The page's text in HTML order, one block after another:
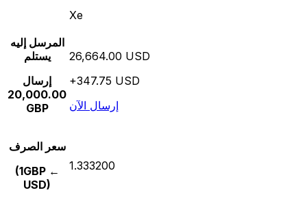
Xe
المرسل إليه
يستلم
إرسال
20,000.00
GBP
26,664.00 USD
+347.75 USD
إرسال الآن
سعر الصرف
(1GBP ←
USD)
1.333200